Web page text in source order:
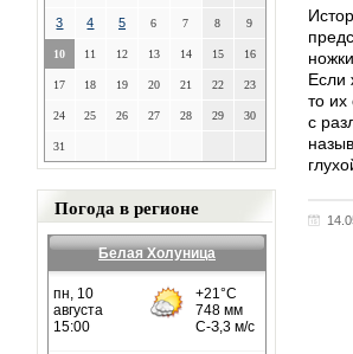
3 4 5 6 7 8 9
10 11 12 13 14 15 16
17 18 19 20 21 22 23
24 25 26 27 28 29 30
31
Погода в регионе
Белая Холуница
Если
то
с